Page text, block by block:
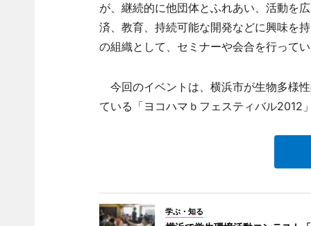
が、継続的に他団体とふれあい、活動を
済、教育、持続可能な開発などに興味を
の組織として、セミナーや会合を行って
今回のイベントは、横浜市が生物多様
ている「ヨコハマｂフェスティバル2012
学ぶ・知る